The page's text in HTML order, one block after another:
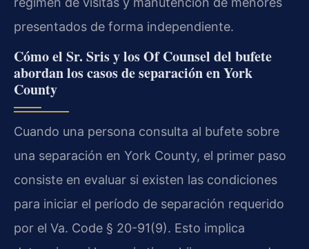
presentados de forma independiente.
Cómo el Sr. Sris y los Of Counsel del bufete
abordan los casos de separación en York
County
Cuando una persona consulta al bufete sobre
una separación en York County, el primer paso
consiste en evaluar si existen las condiciones
para iniciar el período de separación requerido
por el Va. Code § 20-91(9). Esto implica